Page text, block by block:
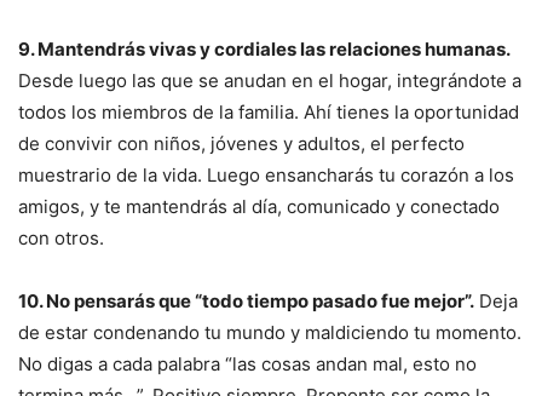
9. Mantendrás vivas y cordiales las relaciones humanas.
Desde luego las que se anudan en el hogar, integrándote a
todos los miembros de la familia. Ahí tienes la oportunidad
de convivir con niños, jóvenes y adultos, el perfecto
muestrario de la vida. Luego ensancharás tu corazón a los
amigos, y te mantendrás al día, comunicado y conectado
con otros.
10. No pensarás que “todo tiempo pasado fue mejor”. Deja
de estar condenando tu mundo y maldiciendo tu momento.
No digas a cada palabra “las cosas andan mal, esto no